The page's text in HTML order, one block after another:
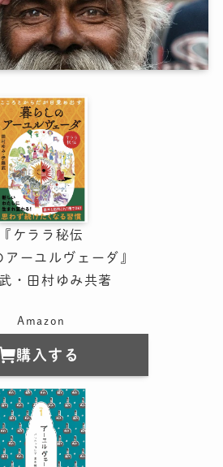
『ケララ秘伝
アーユルヴェーダ』
・田村ゆみ共著
Amazon
購入する